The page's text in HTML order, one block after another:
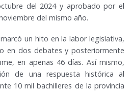
del 2024 y aprobado por el
del mismo año.
un hito en la labor legislativa,
en dos debates y posteriormente
en apenas 46 días. Así mismo,
de una respuesta histórica al
10 mil bachilleres de la provincia